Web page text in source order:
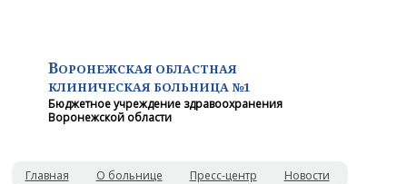
ВОРОНЕЖСКАЯ ОБЛАСТНАЯ
КЛИНИЧЕСКАЯ БОЛЬНИЦА №1
Бюджетное учреждение здравоохранения
Воронежской области
Главная О больнице Пресс-центр Новости